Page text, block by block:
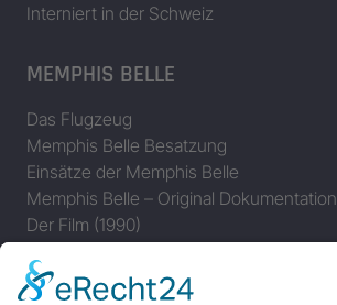
Interniert in der Schweiz
MEMPHIS BELLE
Das Flugzeug
Memphis Belle Besatzung
Einsätze der Memphis Belle
Memphis Belle – Original Dokumentation
Der Film (1990)